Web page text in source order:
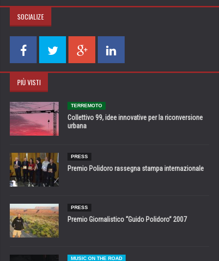
SOCIALIZE
PIÙ VISTI
TERREMOTO
Collettivo 99, idee innovative per la riconversione
urbana
PRESS
Premio Polidoro rassegna stampa internazionale
PRESS
Premio Giornalistico “Guido Polidoro” 2007
MUSIC ON THE ROAD